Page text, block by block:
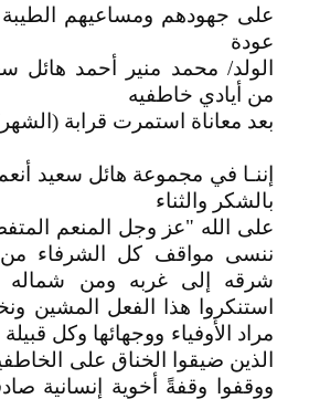
على جهودهم ومساعيهم
عودة
الولد/ محمد منير أحمد هائل
من أيادي خاطفيه
بعد معاناة استمرت قرابة
إننـا في مجموعة هائل سعيد
بالشكر والثناء
على الله "عز وجل المنعم
ننسى مواقف كل الشرفاء من
شرقه إلى غربه ومن شماله
استنكروا هذا الفعل المشين
مراد الأوفياء ووجهائها وكل
الذين ضيقوا الخناق على
ووقفوا وقفةً أخوية إنسانية